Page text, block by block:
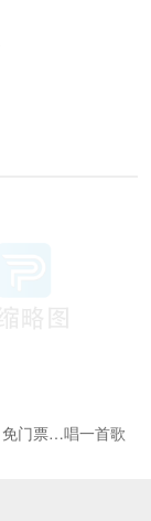
门票…唱一首歌